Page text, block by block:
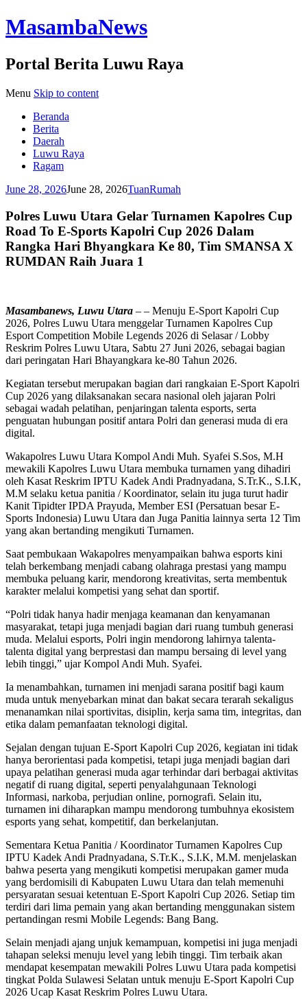
MasambaNews
Portal Berita Luwu Raya
Menu Skip to content
Beranda
Berita
Daerah
Luwu Raya
Ragam
June 28, 2026June 28, 2026TuanRumah
Polres Luwu Utara Gelar Turnamen Kapolres Cup
Road To E-Sports Kapolri Cup 2026 Dalam
Rangka Hari Bhyangkara Ke 80, Tim SMANSA X
RUMDAN Raih Juara 1
Masambanews, Luwu Utara – – Menuju E-Sport Kapolri Cup
2026, Polres Luwu Utara menggelar Turnamen Kapolres Cup
Esport Competition Mobile Legends 2026 di Selasar / Lobby
Reskrim Polres Luwu Utara, Sabtu 27 Juni 2026, sebagai bagian
dari peringatan Hari Bhayangkara ke-80 Tahun 2026.
Kegiatan tersebut merupakan bagian dari rangkaian E-Sport Kapolri
Cup 2026 yang dilaksanakan secara nasional oleh jajaran Polri
sebagai wadah pelatihan, penjaringan talenta esports, serta
penguatan hubungan positif antara Polri dan generasi muda di era
digital.
Wakapolres Luwu Utara Kompol Andi Muh. Syafei S.Sos, M.H
mewakili Kapolres Luwu Utara membuka turnamen yang dihadiri
oleh Kasat Reskrim IPTU Kadek Andi Pradnyadana, S.Tr.K., S.I.K,
M.M selaku ketua panitia / Koordinator, selain itu juga turut hadir
Kanit Tipidter IPDA Prayuda, Member ESI (Persatuan besar E-
Sports Indonesia) Luwu Utara dan Juga Panitia lainnya serta 12 Tim
yang akan bertanding mengikuti Turnamen.
Saat pembukaan Wakapolres menyampaikan bahwa esports kini
telah berkembang menjadi cabang olahraga prestasi yang mampu
membuka peluang karir, mendorong kreativitas, serta membentuk
karakter melalui kompetisi yang sehat dan sportif.
“Polri tidak hanya hadir menjaga keamanan dan kenyamanan
masyarakat, tetapi juga menjadi bagian dari ruang tumbuh generasi
muda. Melalui esports, Polri ingin mendorong lahirnya talenta-
talenta digital yang berprestasi dan mampu bersaing di level yang
lebih tinggi,” ujar Kompol Andi Muh. Syafei.
Ia menambahkan, turnamen ini menjadi sarana positif bagi kaum
muda untuk menyebarkan minat dan bakat secara terarah sekaligus
menanamkan nilai sportivitas, disiplin, kerja sama tim, integritas, dan
etika dalam pemanfaatan teknologi digital.
Sejalan dengan tujuan E-Sport Kapolri Cup 2026, kegiatan ini tidak
hanya berorientasi pada kompetisi, tetapi juga menjadi bagian dari
upaya pelatihan generasi muda agar terhindar dari berbagai aktivitas
negatif di ruang digital, seperti penyalahgunaan Teknologi
Informasi, narkoba, perjudian online, pornografi. Selain itu,
turnamen ini diharapkan mampu mendorong tumbuhnya ekosistem
esports yang sehat, kompetitif, dan berkelanjutan.
Sementara Ketua Panitia / Koordinator Turnamen Kapolres Cup
IPTU Kadek Andi Pradnyadana, S.Tr.K., S.I.K, M.M. menjelaskan
bahwa peserta yang mengikuti kompetisi merupakan gamer muda
yang berdomisili di Kabupaten Luwu Utara dan telah memenuhi
persyaratan sesuai ketentuan E-Sport Kapolri Cup 2026. Setiap tim
terdiri dari lima pemain yang akan bertanding menggunakan sistem
pertandingan resmi Mobile Legends: Bang Bang.
Selain menjadi ajang unjuk kemampuan, kompetisi ini juga menjadi
tahapan seleksi menuju level yang lebih tinggi. Tim terbaik akan
mendapat kesempatan mewakili Polres Luwu Utara pada kompetisi
tingkat Polda Sulawesi Selatan untuk menuju E-Sport Kapolri Cup
2026 Ucap Kasat Reskrim Polres Luwu Utara.